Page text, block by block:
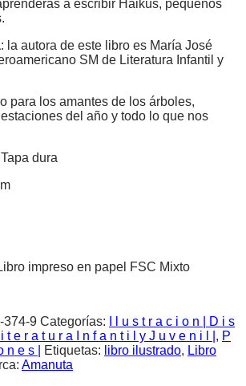
a escribir Haikus, pequeños
: la autora de este libro es María José
SM de Literatura Infantil y
para los amantes de los árboles,
del año y todo lo que nos
dura
impreso en papel FSC Mixto
374-9 Categorías:
I l u s t r a c i o n | D i s
i t e r a t u r a I n f a n t i l y J u v e n i l | , P
e s |
Etiquetas: libro ilustrado, Libro
Amanuta